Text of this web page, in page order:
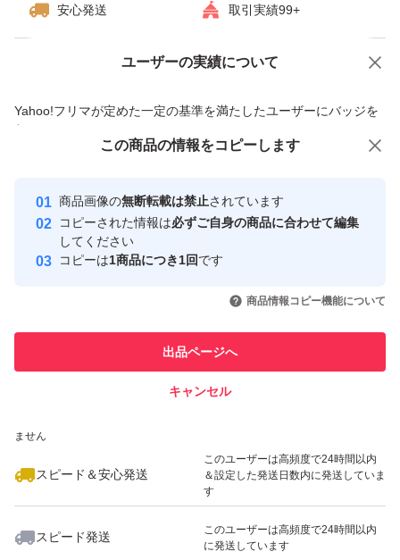
安心発送 取引実績99+
ユーザーの実績について
Yahoo!フリマが定めた一定の基準を満たしたユーザーにバッジを
付与しています
安心取引出品者
心・安全なユーザーです
取引実績
引を完了させた実績があります
での取引実績があります
ません
スピード＆安心発送
このユーザーは高頻度で24時間以内
＆設定した発送日数内に発送していま
す
スピード発送
このユーザーは高頻度で24時間以内
に発送しています
価格の相談 商品への質問
この商品の情報をコピーします
商品画像の無断転載は禁止されています
コピーされた情報は必ずご自身の商品に合わせて編集
してください
コピーは1商品につき1回です
商品情報コピー機能について
出品ページへ
キャンセル
この商品をみている人にオススメ
いいね！
3,300